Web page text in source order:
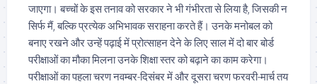
जाएगा। बच्चों के इस तनाव को सरकार ने भी गंभीरता से लिया है, जिसकी न
सिर्फ मैं, बल्कि प्रत्येक अभिभावक सराहना करते हैं। उनके मनोबल को
बनाए रखने और उन्हें पढ़ाई में प्रोत्साहन देने के लिए साल में दो बार बोर्ड
परीक्षाओं का मौका मिलना उनके शिक्षा स्तर को बढ़ाने का काम करेगा।
परीक्षाओं का पहला चरण नवम्बर-दिसंबर में और दूसरा चरण फरवरी-मार्च तय